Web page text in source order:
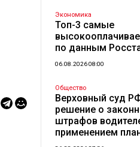
Экономика
Топ-3 самые
по данным
06.08.2026 08:00
Общество
Верховный суд
решение о
штрафов
применением